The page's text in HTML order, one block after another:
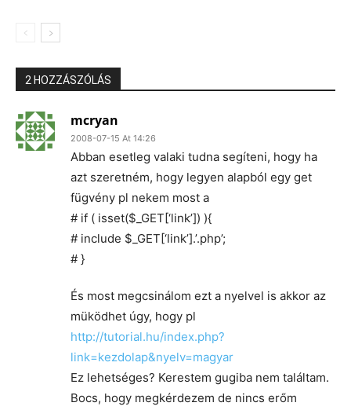
2 HOZZÁSZÓLÁS
mcryan
2008-07-15 At 14:26
Abban esetleg valaki tudna segíteni, hogy ha
azt szeretném, hogy legyen alapból egy get
fügvény pl nekem most a
# if ( isset($_GET[‘link’]) ){
# include $_GET[‘link’].’.php’;
# }
És most megcsinálom ezt a nyelvel is akkor az
müködhet úgy, hogy pl
http://tutorial.hu/index.php?
link=kezdolap&nyelv=magyar
Ez lehetséges? Kerestem gugiba nem találtam.
Bocs, hogy megkérdezem de nincs erőm